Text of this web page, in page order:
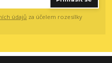
údajů za účelem rozesílky